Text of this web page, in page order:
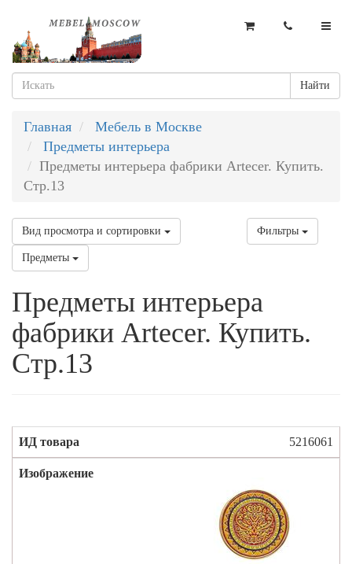
Найти
Главная
Мебель в Москве
Предметы интерьера
Предметы интерьера фабрики Artecer. Купить.
Стр.13
Вид просмотра и сортировки Фильтры
Предметы
Предметы интерьера
фабрики Artecer. Купить.
Стр.13
5216061